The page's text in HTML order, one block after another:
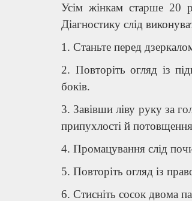
Усім жінкам старше 20
Діагностику слід
1. Станьте перед
2. Повторіть огляд із
боків.
3. Завівши ліву руку за
припухлості й
4. Промацування слід
5. Повторіть огляд із
6. Стисніть сосок двома